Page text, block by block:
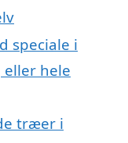
speciale i
hele
træer i